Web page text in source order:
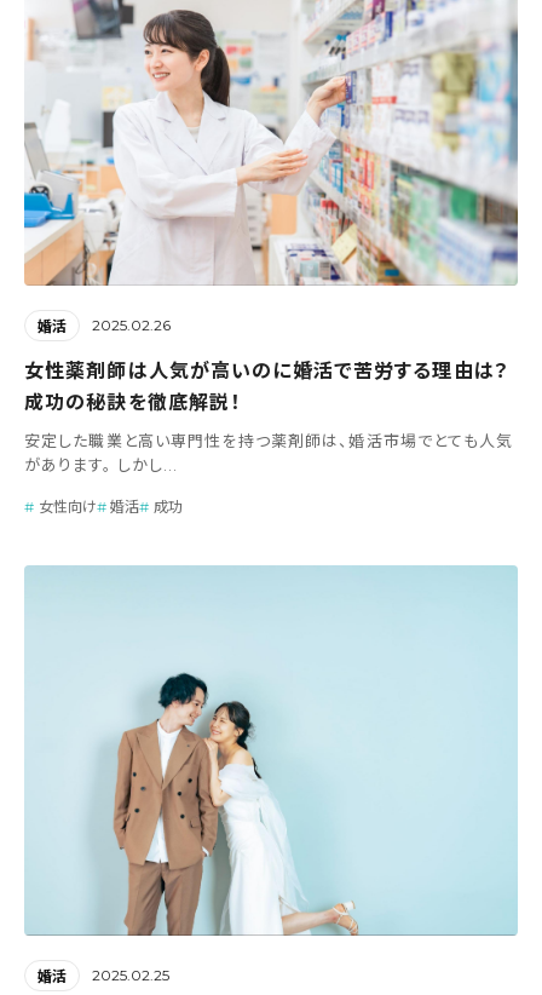
婚活 2025.02.26
女性薬剤師は人気が高いのに婚活で苦労する理由は？
成功の秘訣を徹底解説！
安定した職業と高い専門性を持つ薬剤師は、婚活市場でとても人気
があります。 しかし...
女性向け 婚活 成功
婚活 2025.02.25